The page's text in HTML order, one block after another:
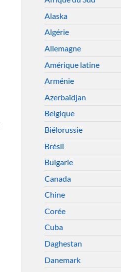
Alaska
Algérie
Allemagne
Amérique latine
Arménie
Azerbaïdjan
Belgique
Biélorussie
Brésil
Bulgarie
Canada
Chine
Corée
Cuba
Daghestan
Danemark